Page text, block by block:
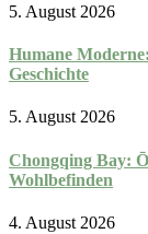
5. August 2026
Humane
Geschichte
5. August 2026
Chongqing Bay:
Wohlbefinden
4. August 2026